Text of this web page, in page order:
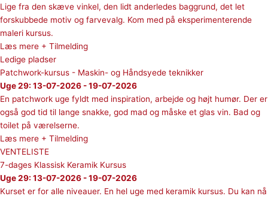
Lige fra den skæve vinkel, den lidt anderledes baggrund, det let
forskubbede motiv og farvevalg. Kom med på eksperimenterende
maleri kursus.
Læs mere + Tilmelding
Ledige pladser
Patchwork-kursus - Maskin- og Håndsyede teknikker
Uge 29: 13-07-2026 - 19-07-2026
En patchwork uge fyldt med inspiration, arbejde og højt humør. Der er
også god tid til lange snakke, god mad og måske et glas vin. Bad og
toilet på værelserne.
Læs mere + Tilmelding
VENTELISTE
7-dages Klassisk Keramik Kursus
Uge 29: 13-07-2026 - 19-07-2026
Kurset er for alle niveauer. En hel uge med keramik kursus. Du kan nå